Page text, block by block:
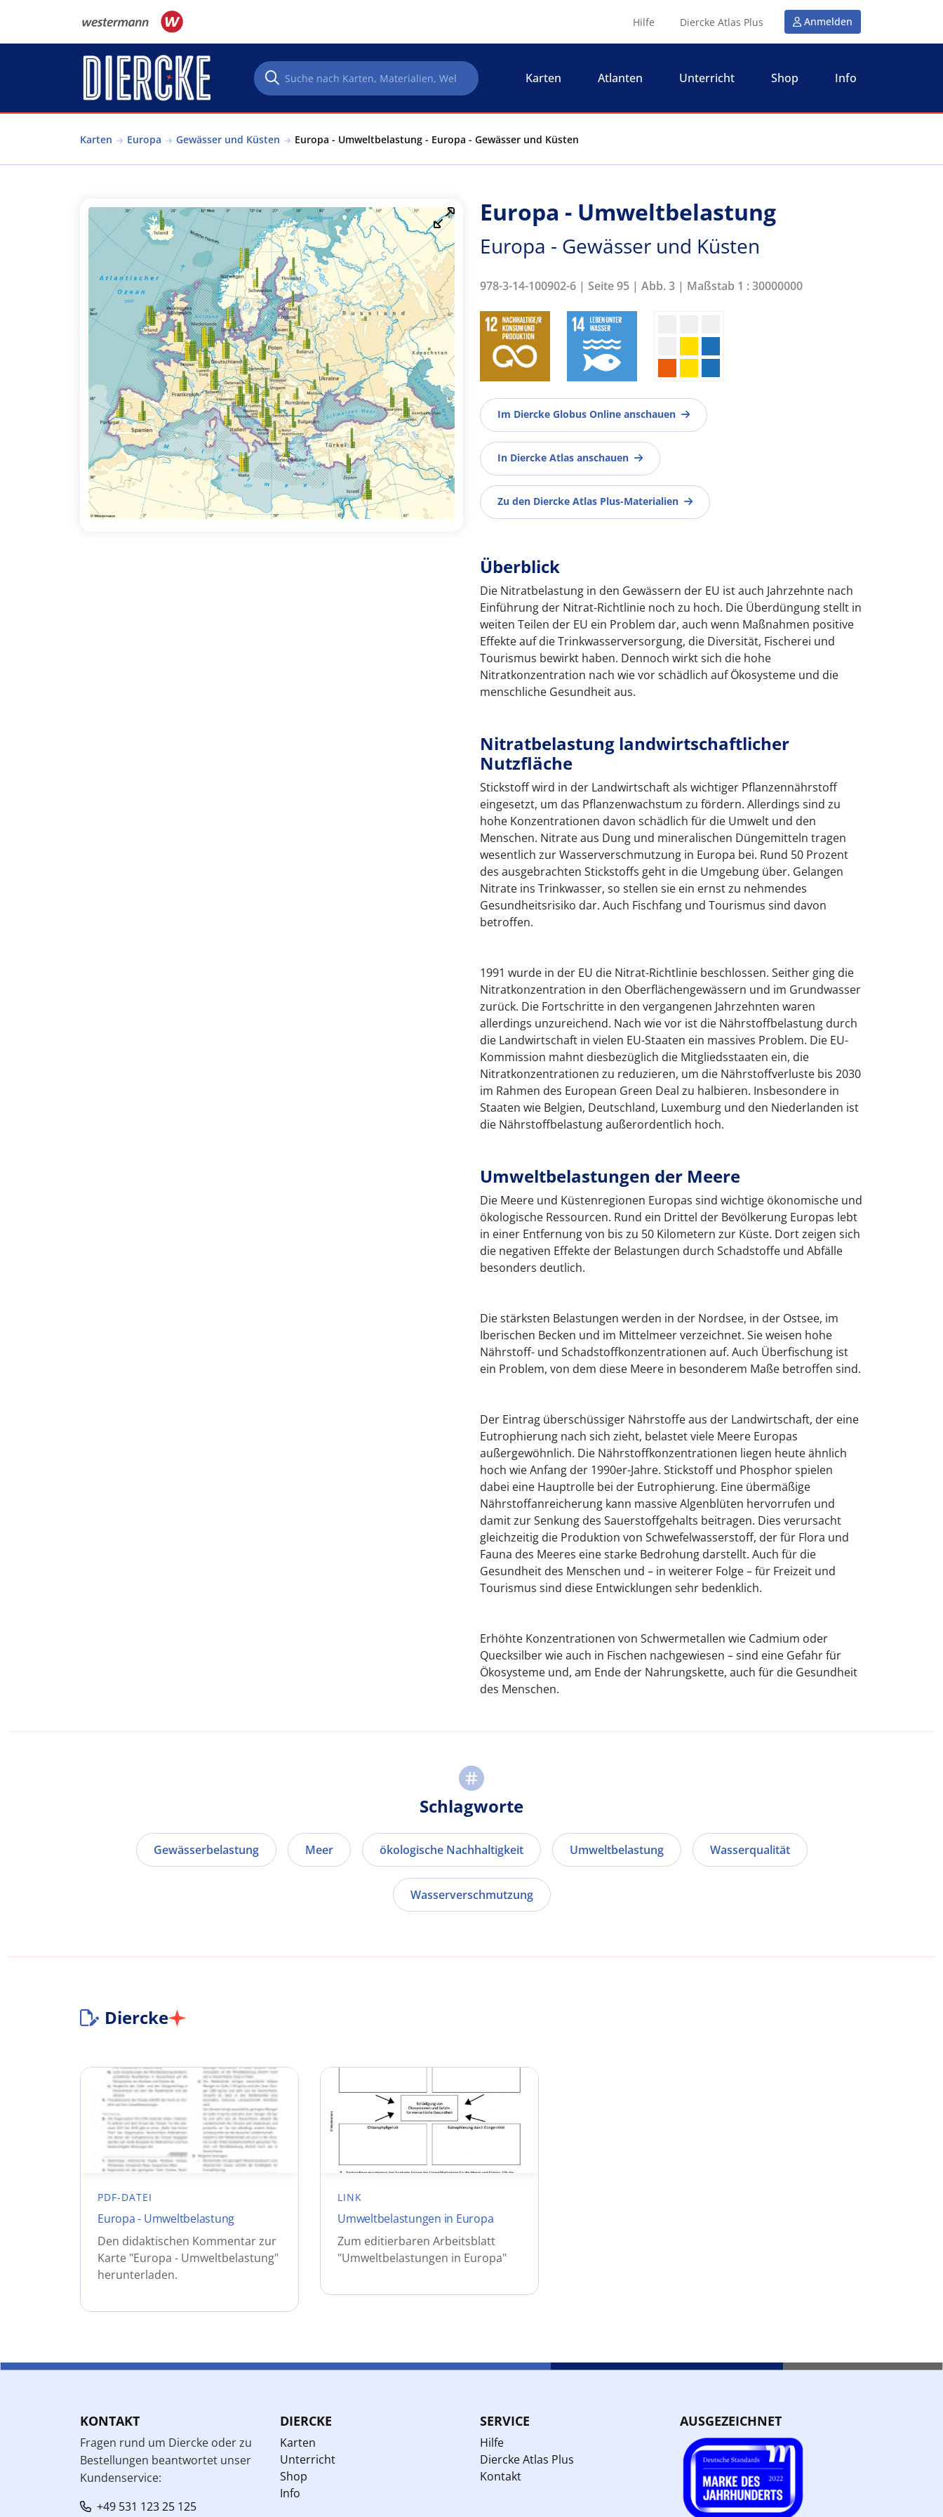
Hilfe Diercke Atlas Plus Anmelden
Karten Atlanten Unterricht Shop Info
Karten Europa Gewässer und Küsten Europa - Umweltbelastung - Europa - Gewässer und Küsten
Europa - Umweltbelastung
Europa - Gewässer und Küsten
978-3-14-100902-6 | Seite 95 | Abb. 3 | Maßstab 1 : 30000000
Im Diercke Globus Online anschauen
In Diercke Atlas anschauen
Zu den Diercke Atlas Plus-Materialien
Überblick
Die Nitratbelastung in den Gewässern der EU ist auch Jahrzehnte nach
Einführung der Nitrat-Richtlinie noch zu hoch. Die Überdüngung stellt in
weiten Teilen der EU ein Problem dar, auch wenn Maßnahmen positive
Effekte auf die Trinkwasserversorgung, die Diversität, Fischerei und
Tourismus bewirkt haben. Dennoch wirkt sich die hohe
Nitratkonzentration nach wie vor schädlich auf Ökosysteme und die
menschliche Gesundheit aus.
Nitratbelastung landwirtschaftlicher
Nutzfläche
Stickstoff wird in der Landwirtschaft als wichtiger Pflanzennährstoff
eingesetzt, um das Pflanzenwachstum zu fördern. Allerdings sind zu
hohe Konzentrationen davon schädlich für die Umwelt und den
Menschen. Nitrate aus Dung und mineralischen Düngemitteln tragen
wesentlich zur Wasserverschmutzung in Europa bei. Rund 50 Prozent
des ausgebrachten Stickstoffs geht in die Umgebung über. Gelangen
Nitrate ins Trinkwasser, so stellen sie ein ernst zu nehmendes
Gesundheitsrisiko dar. Auch Fischfang und Tourismus sind davon
betroffen.
1991 wurde in der EU die Nitrat-Richtlinie beschlossen. Seither ging die
Nitratkonzentration in den Oberflächengewässern und im Grundwasser
zurück. Die Fortschritte in den vergangenen Jahrzehnten waren
allerdings unzureichend. Nach wie vor ist die Nährstoffbelastung durch
die Landwirtschaft in vielen EU-Staaten ein massives Problem. Die EU-
Kommission mahnt diesbezüglich die Mitgliedsstaaten ein, die
Nitratkonzentrationen zu reduzieren, um die Nährstoffverluste bis 2030
im Rahmen des European Green Deal zu halbieren. Insbesondere in
Staaten wie Belgien, Deutschland, Luxemburg und den Niederlanden ist
die Nährstoffbelastung außerordentlich hoch.
Umweltbelastungen der Meere
Die Meere und Küstenregionen Europas sind wichtige ökonomische und
ökologische Ressourcen. Rund ein Drittel der Bevölkerung Europas lebt
in einer Entfernung von bis zu 50 Kilometern zur Küste. Dort zeigen sich
die negativen Effekte der Belastungen durch Schadstoffe und Abfälle
besonders deutlich.
Die stärksten Belastungen werden in der Nordsee, in der Ostsee, im
Iberischen Becken und im Mittelmeer verzeichnet. Sie weisen hohe
Nährstoff- und Schadstoffkonzentrationen auf. Auch Überfischung ist
ein Problem, von dem diese Meere in besonderem Maße betroffen sind.
Der Eintrag überschüssiger Nährstoffe aus der Landwirtschaft, der eine
Eutrophierung nach sich zieht, belastet viele Meere Europas
außergewöhnlich. Die Nährstoffkonzentrationen liegen heute ähnlich
hoch wie Anfang der 1990er-Jahre. Stickstoff und Phosphor spielen
dabei eine Hauptrolle bei der Eutrophierung. Eine übermäßige
Nährstoffanreicherung kann massive Algenblüten hervorrufen und
damit zur Senkung des Sauerstoffgehalts beitragen. Dies verursacht
gleichzeitig die Produktion von Schwefelwasserstoff, der für Flora und
Fauna des Meeres eine starke Bedrohung darstellt. Auch für die
Gesundheit des Menschen und – in weiterer Folge – für Freizeit und
Tourismus sind diese Entwicklungen sehr bedenklich.
Erhöhte Konzentrationen von Schwermetallen wie Cadmium oder
Quecksilber wie auch in Fischen nachgewiesen – sind eine Gefahr für
Ökosysteme und, am Ende der Nahrungskette, auch für die Gesundheit
des Menschen.
Schlagworte
Gewässerbelastung Meer ökologische Nachhaltigkeit Umweltbelastung Wasserqualität
Wasserverschmutzung
Diercke
PDF-DATEI
Europa - Umweltbelastung
Den didaktischen Kommentar zur
Karte "Europa - Umweltbelastung"
herunterladen.
LINK
Umweltbelastungen in Europa
Zum editierbaren Arbeitsblatt
"Umweltbelastungen in Europa"
KONTAKT
Fragen rund um Diercke oder zu
Bestellungen beantwortet unser
Kundenservice:
+49 531 123 25 125
DIERCKE
Karten
Unterricht
Shop
Info
SERVICE
Hilfe
Diercke Atlas Plus
Kontakt
AUSGEZEICHNET